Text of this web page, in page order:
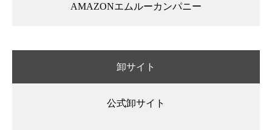
AMAZONエムルーカンパニー
卸サイト
公式卸サイト